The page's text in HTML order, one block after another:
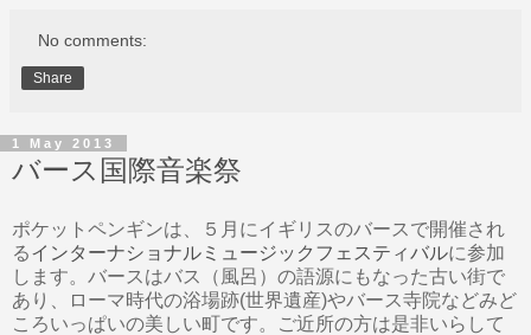
No comments:
Share
1 May 2013
バース国際音楽祭
ポケットペンギンは、５月にイギリスのバースで開催され
るインターナショナルミュージックフェスティバルに参加
します。バースはバス（風呂）の語源にもなった古い街で
あり、ローマ時代の浴場跡(世界遺産)やバース寺院などみど
ころいっぱいの美しい町です。ご近所の方は是非いらして